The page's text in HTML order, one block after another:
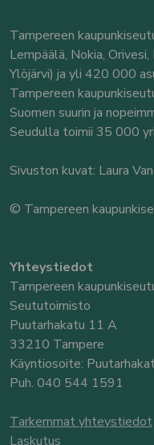
Tampereen
Lempäälä, Nokia,
Ylöjärvi) ja yli 420 000
Tampereen
Suomen suurin ja
Seudulla toimii 35 000
Sivuston kuvat: Laura
© Tampereen
Yhteystiedot
Tampereen
Seututoimisto
Puutarhakatu 11 A
33210 Tampere
Käyntiosoite:
Puh. 040 544 1591
Tarkemmat yhteystiedot
Laskutus